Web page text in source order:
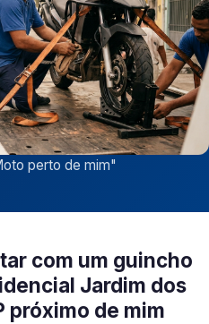
perto de mim"
com um guincho
Jardim dos
próximo de mim